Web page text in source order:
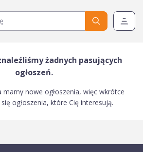
żadnych pasujących
ogłoszeń.
mamy nowe ogłoszenia, więc wkrótce
ogłoszenia, które Cię interesują.